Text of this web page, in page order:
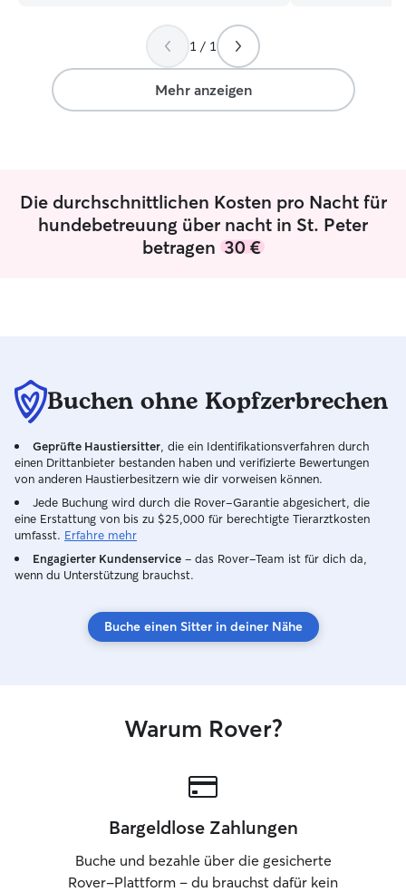
con foto e messaggi spontanei, un gesto
che abbiamo davvero apprezzato e che
ci ha fatto vivere la nostra assenza con
grande serenità. Vegas ha fatto tante
passeggiate nella natura e si è visto che è
chi cerca una pet sitter affidabile,
affettuosa e attenta. Ci rivolgeremo a lei
senza esitazioni anche in futuro!
”
Ich habe eine
mit vielen
Zimmer zur
1 / 1
Mehr anzeigen
Die durchschnittlichen Kosten pro Nacht für
hundebetreuung über nacht in St. Peter
betragen 30 €
Buchen ohne Kopfzerbrechen
Geprüfte Haustiersitter , die ein Identifikationsverfahren durch
einen Drittanbieter bestanden haben und verifizierte Bewertungen
von anderen Haustierbesitzern wie dir vorweisen können.
Jede Buchung wird durch die Rover-Garantie abgesichert, die
eine Erstattung von bis zu $25,000 für berechtigte Tierarztkosten
umfasst. Erfahre mehr
Engagierter Kundenservice – das Rover-Team ist für dich da,
wenn du Unterstützung brauchst.
Buche einen Sitter in deiner Nähe
Warum Rover?
Bargeldlose Zahlungen
Buche und bezahle über die gesicherte
Rover-Plattform – du brauchst dafür kein